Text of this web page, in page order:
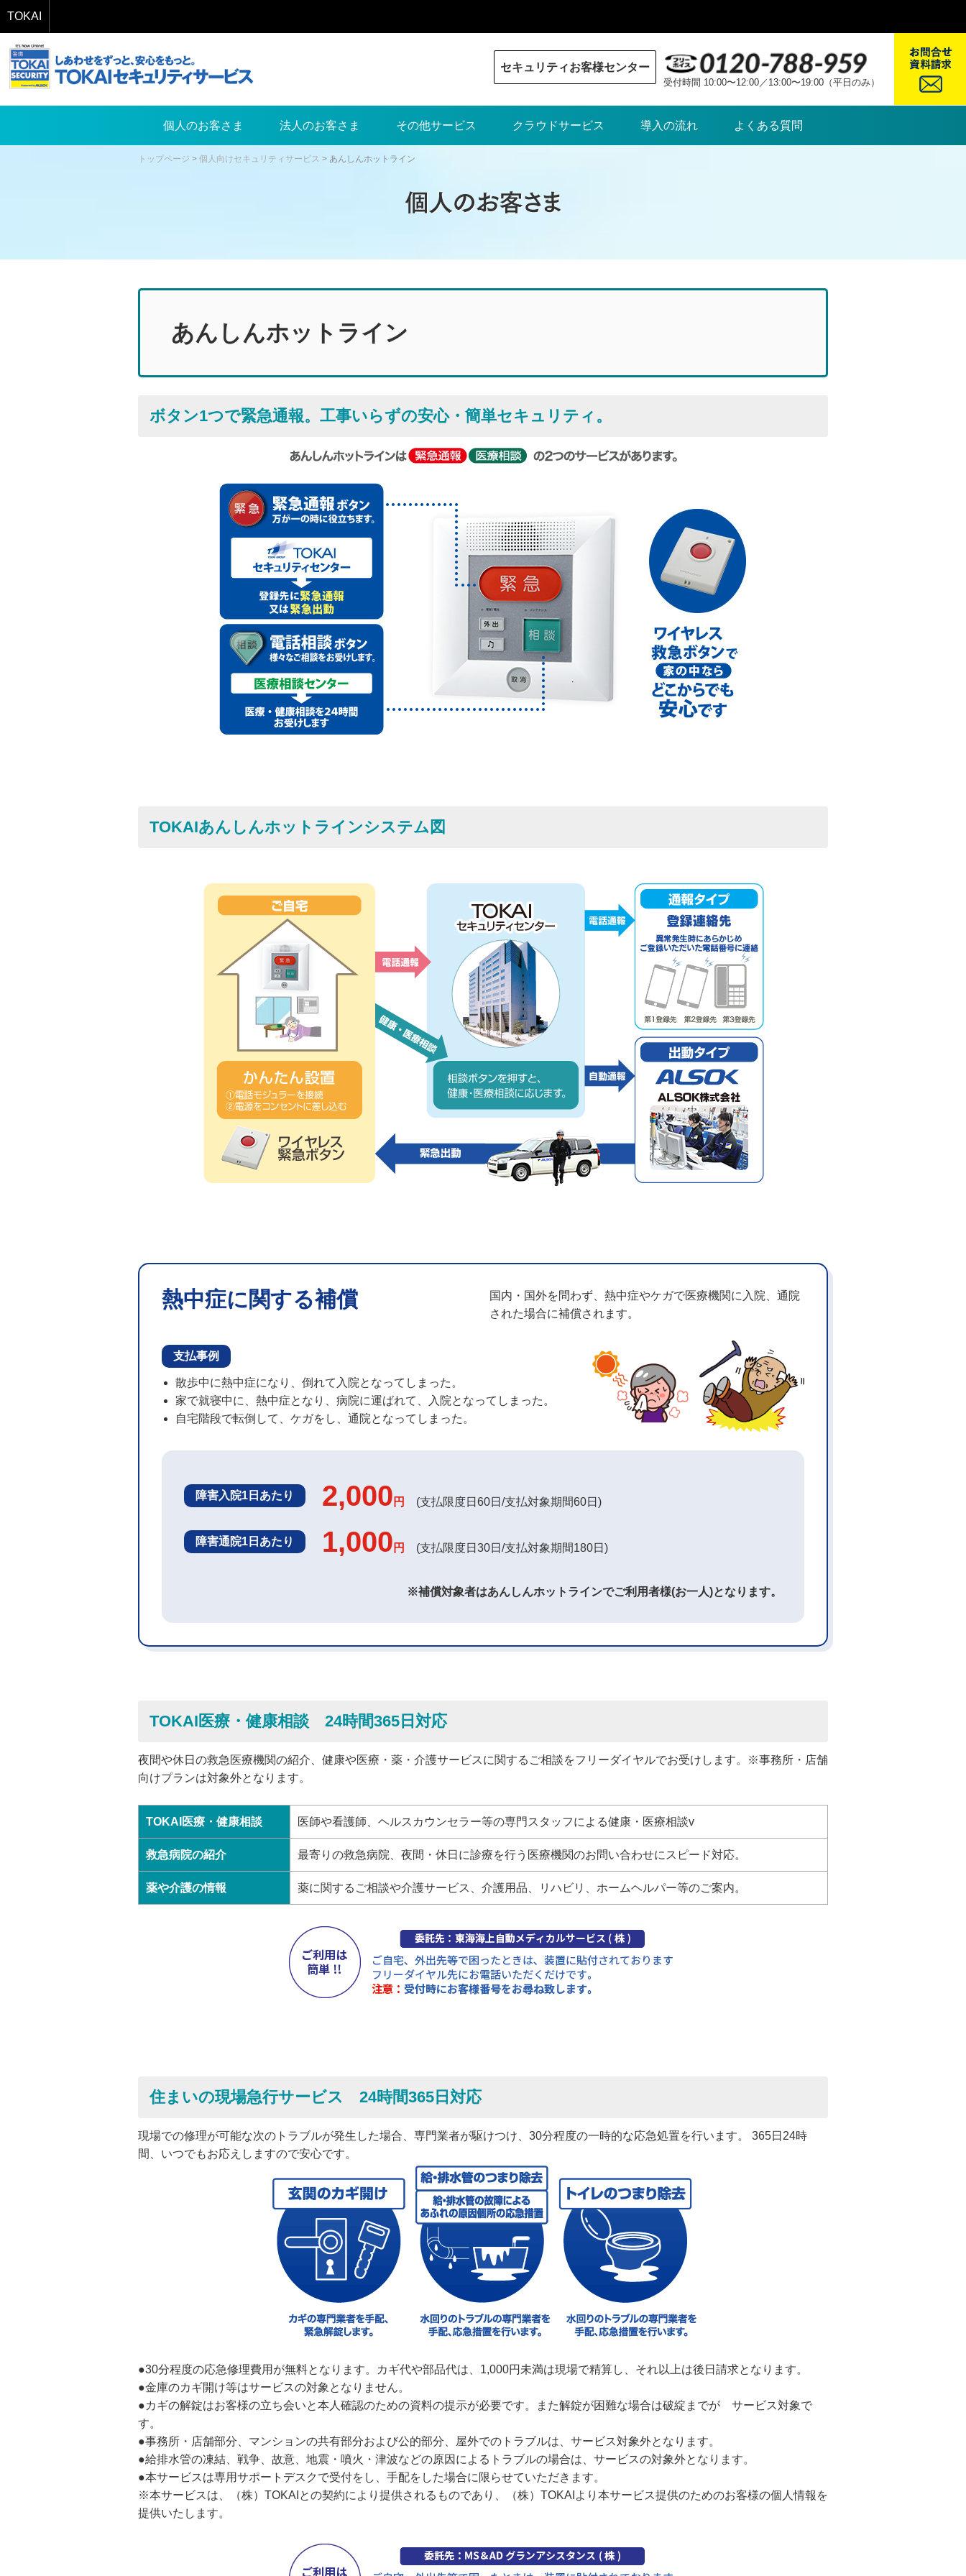
TOKAI
セキュリティお客様センター
受付時間 10:00〜12:00／13:00〜19:00（平日のみ）
個人のお客さま 法人のお客さま その他サービス クラウドサービス 導入の流れ よくある質問
トップページ > 個人向けセキュリティサービス > あんしんホットライン
あんしんホットライン
ボタン1つで緊急通報。工事いらずの安心・簡単セキュリティ。
TOKAIあんしんホットラインシステム図
熱中症に関する補償
国内・国外を問わず、熱中症やケガで医療機関に入院、通院
された場合に補償されます。
支払事例
散歩中に熱中症になり、倒れて入院となってしまった。
家で就寝中に、熱中症となり、病院に運ばれて、入院となってしまった。
自宅階段で転倒して、ケガをし、通院となってしまった。
障害入院1日あたり 2,000 円 (支払限度日60日/支払対象期間60日)
障害通院1日あたり 1,000 円 (支払限度日30日/支払対象期間180日)
※補償対象者はあんしんホットラインでご利用者様(お一人)となります。
TOKAI医療・健康相談 24時間365日対応
夜間や休日の救急医療機関の紹介、健康や医療・薬・介護サービスに関するご相談をフリーダイヤルでお受けします。
※事務所・店舗
向けプランは対象外となります。
TOKAI医療・健康相談 医師や看護師、ヘルスカウンセラー等の専門スタッフによる健康・医療相談v
救急病院の紹介 最寄りの救急病院、夜間・休日に診療を行う医療機関のお問い合わせにスピード対応。
薬や介護の情報 薬に関するご相談や介護サービス、介護用品、リハビリ、ホームヘルパー等のご案内。
住まいの現場急行サービス 24時間365日対応
現場での修理が可能な次のトラブルが発生した場合、専門業者が駆けつけ、30分程度の一時的な応急処置を行います。 365日24時
間、いつでもお応えしますので安心です。
●30分程度の応急修理費用が無料となります。カギ代や部品代は、1,000円未満は現場で精算し、それ以上は後日請求となります。
●金庫のカギ開け等はサービスの対象となりません。
●カギの解錠はお客様の立ち会いと本人確認のための資料の提示が必要です。また解錠が困難な場合は破綻までが サービス対象で
す。
●事務所・店舗部分、マンションの共有部分および公的部分、屋外でのトラブルは、サービス対象外となります。
●給排水管の凍結、戦争、故意、地震・噴火・津波などの原因によるトラブルの場合は、サービスの対象外となります。
●本サービスは専用サポートデスクで受付をし、手配をした場合に限らせていただきます。
※本サービスは、（株）TOKAIとの契約により提供されるものであり、（株）TOKAIより本サービス提供のためのお客様の個人情報を
提供いたします。